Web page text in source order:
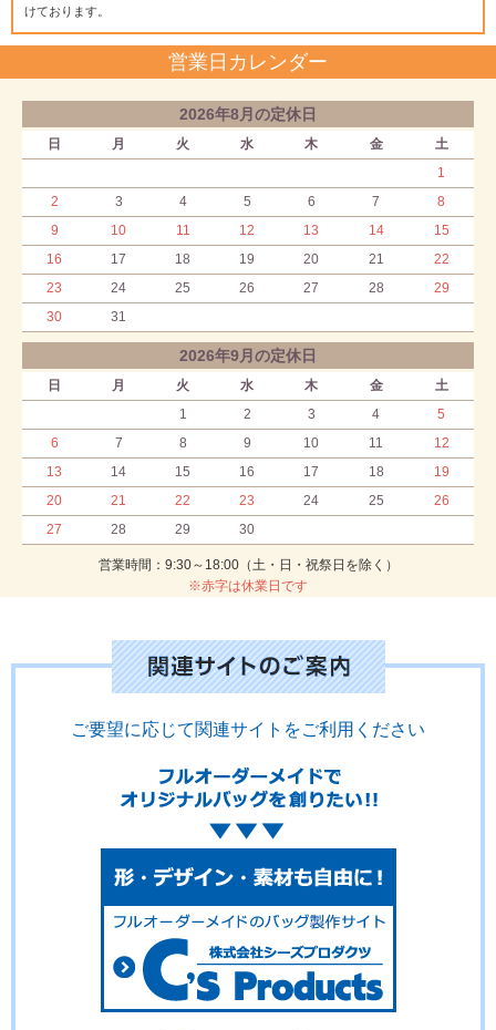
けております。
営業日カレンダー
2026年8月の定休日
日 月 火 水 木 金
土
1
2
3 4 5 6 7
8
9
10 11 12 13 14
15
16
17 18 19 20 21
22
23
24 25 26 27 28
29
30
31
2026年9月の定休日
日 月 火 水 木 金
土
1
2 3 4
5
6
7 8 9 10 11
12
13
14 15 16 17 18
19
20
21 22 23 24 25
26
27
28 29 30
営業時間：9:30～18:00（土・日・祝祭日を除く）
※赤字は休業日です
ご要望に応じて関連サイトをご利用ください